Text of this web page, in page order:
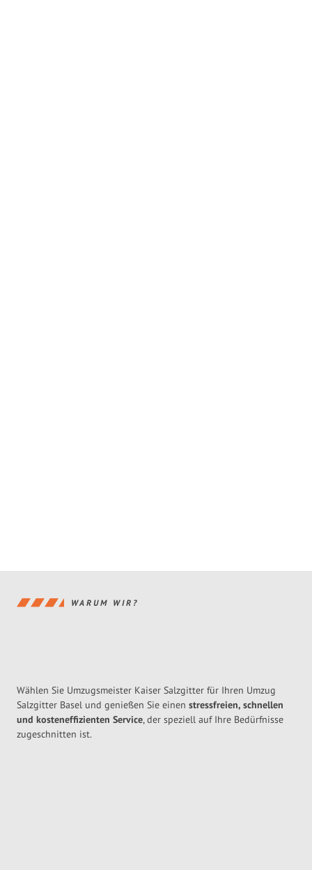
WARUM WIR?
Wählen Sie Umzugsmeister Kaiser Salzgitter für Ihren Umzug
Salzgitter Basel und genießen Sie einen stressfreien, schnellen
und kosteneffizienten Service, der speziell auf Ihre Bedürfnisse
zugeschnitten ist.